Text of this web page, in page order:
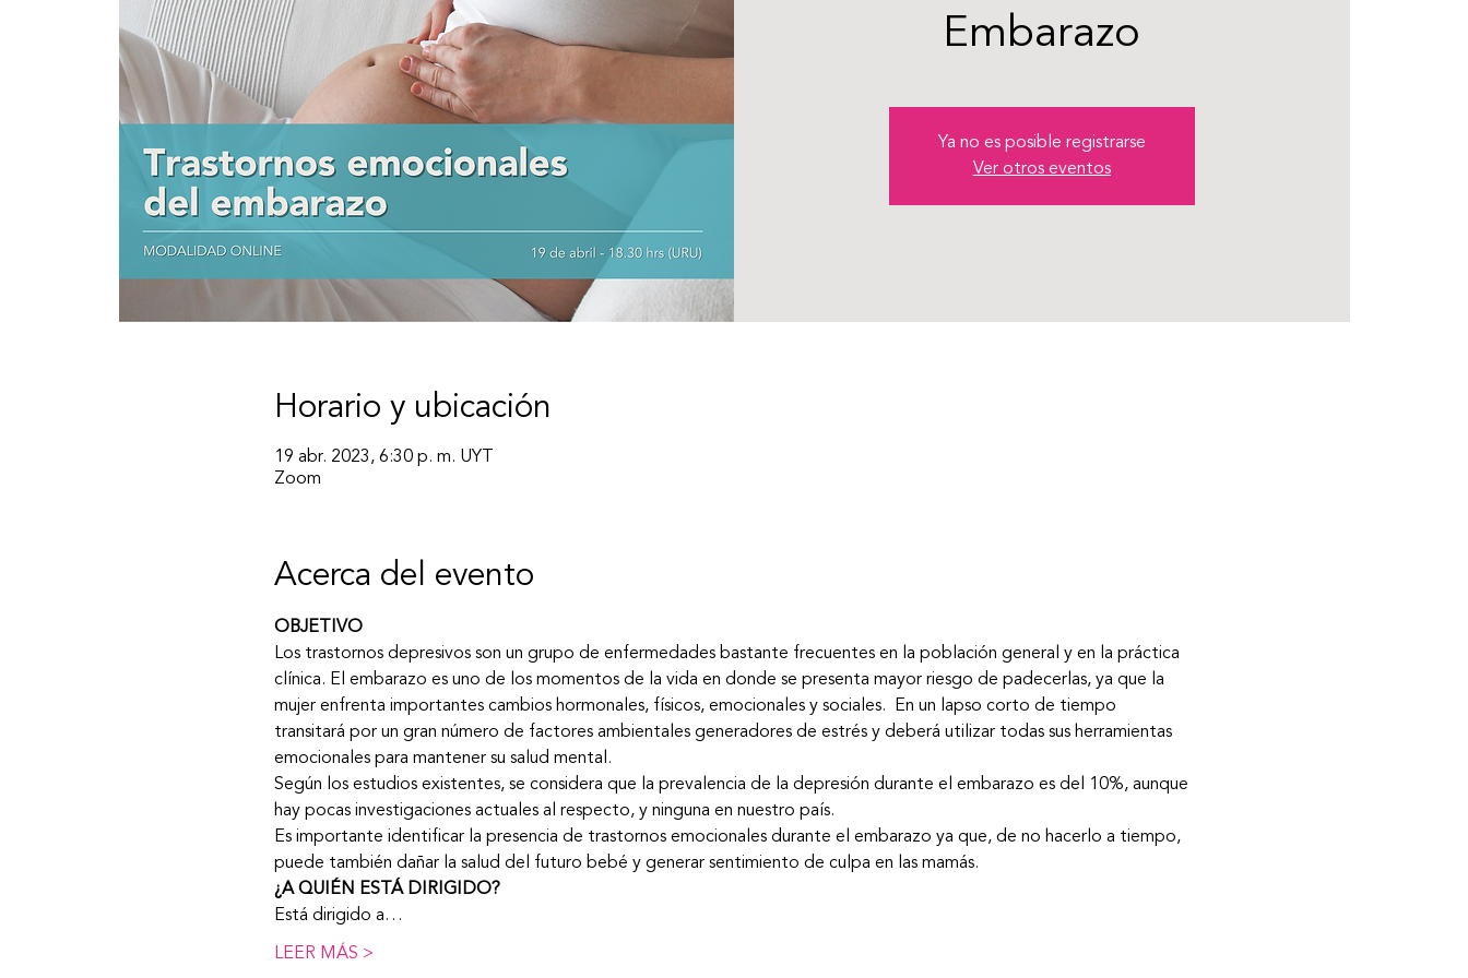
Embarazo
Ya no es posible registrarse
Ver otros eventos
Horario y ubicación
19 abr. 2023, 6:30 p. m. UYT
Zoom
Acerca del evento
OBJETIVO
Los trastornos depresivos son un grupo de enfermedades bastante frecuentes en la población general y en la práctica
clínica. El embarazo es uno de los momentos de la vida en donde se presenta mayor riesgo de padecerlas, ya que la
mujer enfrenta importantes cambios hormonales, físicos, emocionales y sociales.  En un lapso corto de tiempo
transitará por un gran número de factores ambientales generadores de estrés y deberá utilizar todas sus herramientas
emocionales para mantener su salud mental.
Según los estudios existentes, se considera que la prevalencia de la depresión durante el embarazo es del 10%, aunque
hay pocas investigaciones actuales al respecto, y ninguna en nuestro país.
Es importante identificar la presencia de trastornos emocionales durante el embarazo ya que, de no hacerlo a tiempo,
puede también dañar la salud del futuro bebé y generar sentimiento de culpa en las mamás.
¿A QUIÉN ESTÁ DIRIGIDO?
Está dirigido a…
LEER MÁS >